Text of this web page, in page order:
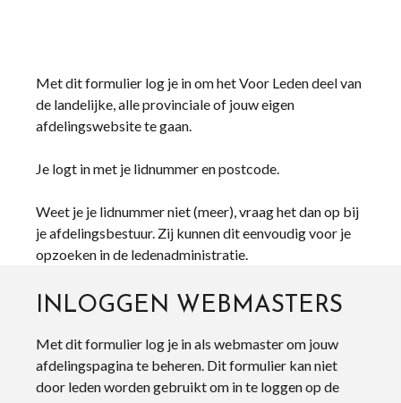
Met dit formulier log je in om het Voor Leden deel van
de landelijke, alle provinciale of jouw eigen
afdelingswebsite te gaan.
Je logt in met je lidnummer en postcode.
Weet je je lidnummer niet (meer), vraag het dan op bij
je afdelingsbestuur. Zij kunnen dit eenvoudig voor je
opzoeken in de ledenadministratie.
INLOGGEN WEBMASTERS
Met dit formulier log je in als webmaster om jouw
afdelingspagina te beheren. Dit formulier kan niet
door leden worden gebruikt om in te loggen op de